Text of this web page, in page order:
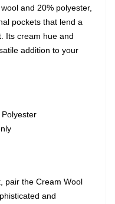
and 20% polyester,
pockets that lend a
Its cream hue and
addition to your
pair the Cream Wool
and